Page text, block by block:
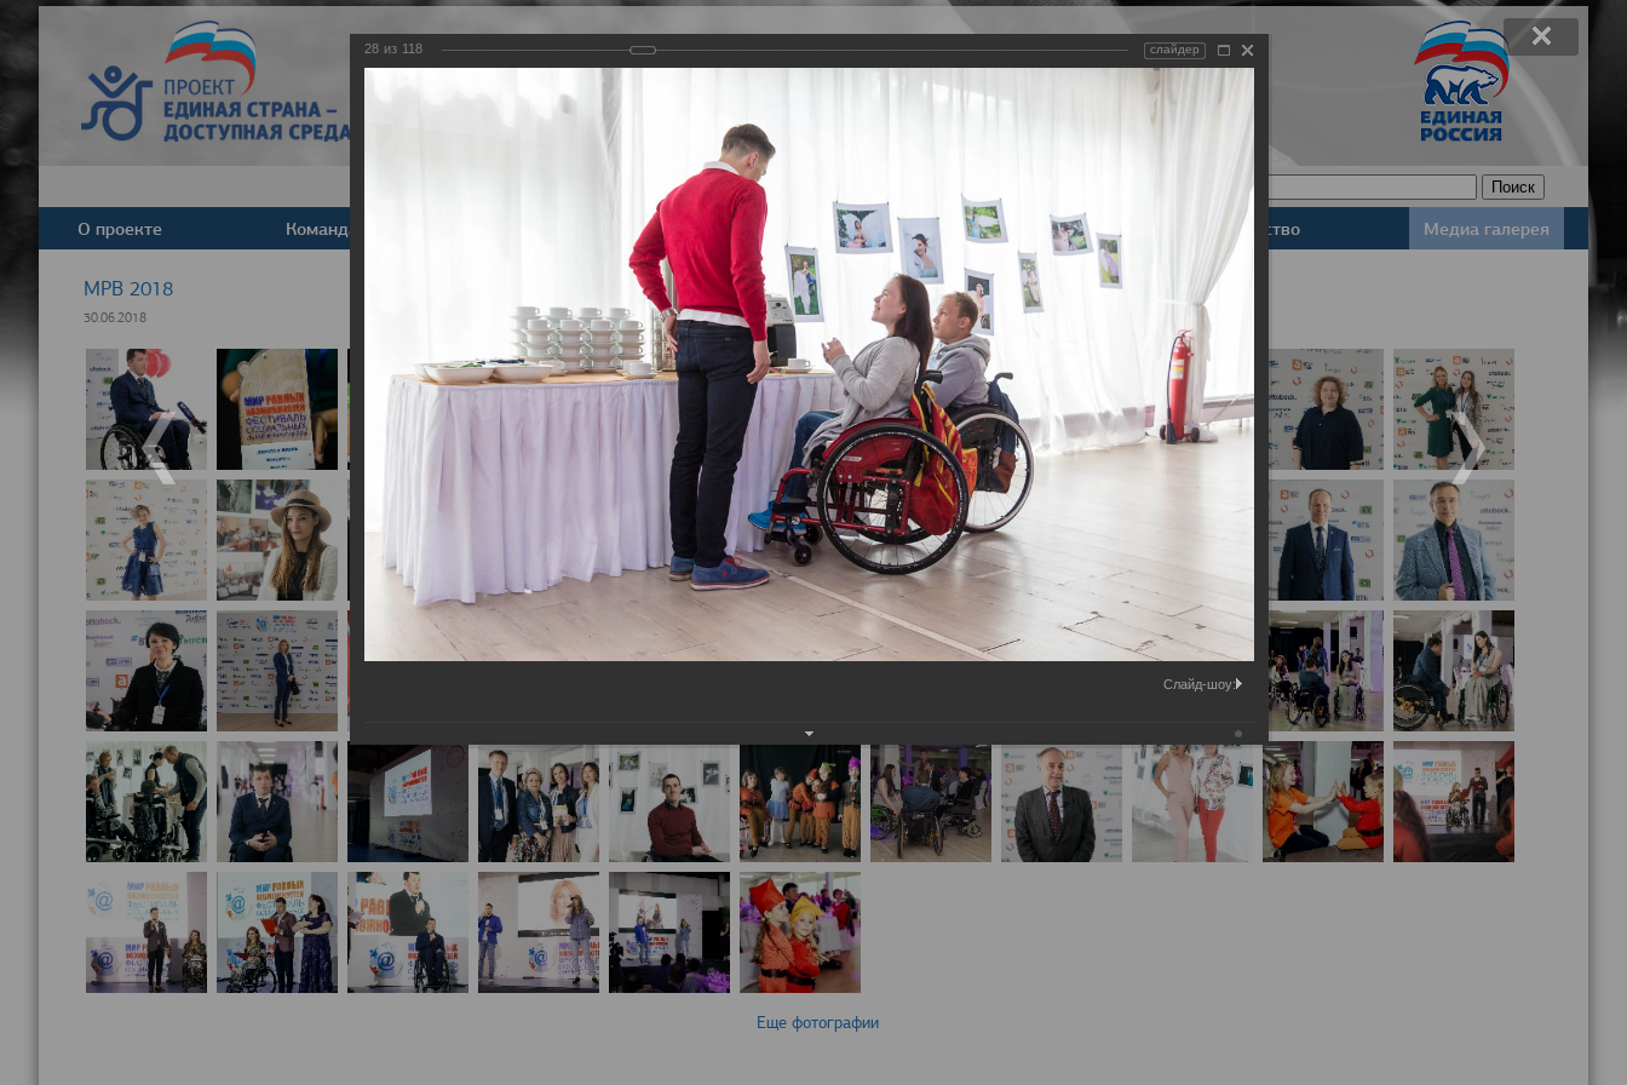
Задать вопрос
Версия для слабовидящих
О проекте Команда Деятельность Базы данных Законодательство Медиа галерея
МРВ 2018
30.06.2018
Еще фотографии
28 из 118 слайдер
Слайд-шоу: